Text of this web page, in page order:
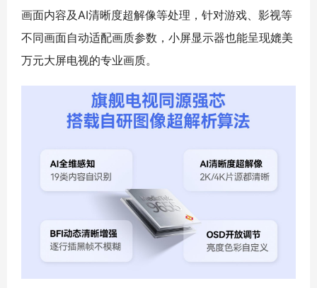
画面内容及AI清晰度超解像等处理，针对游戏、影视等
不同画面自动适配画质参数，小屏显示器也能呈现媲美
万元大屏电视的专业画质。